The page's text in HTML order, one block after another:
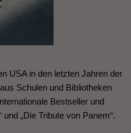
USA in den letzten Jahren der
Schulen und Bibliotheken
Bestseller und
„Die Tribute von Panem“.